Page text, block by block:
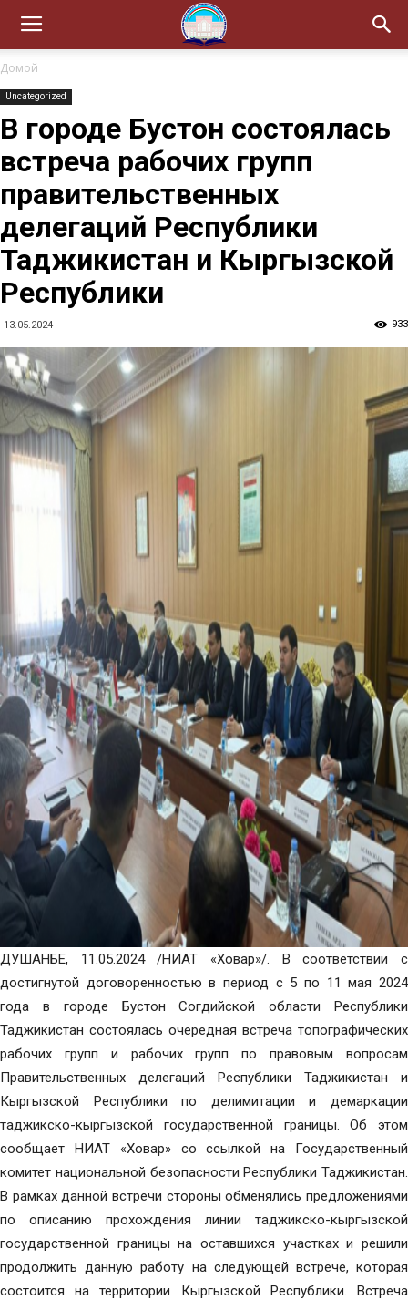
Домой
Uncategorized
В городе Бустон состоялась
встреча рабочих групп
правительственных
делегаций Республики
Таджикистан и Кыргызской
Республики
13.05.2024 933
ДУШАНБЕ, 11.05.2024 /НИАТ «Ховар»/. В соответствии с
достигнутой договоренностью в период с 5 по 11 мая 2024
года в городе Бустон Согдийской области Республики
Таджикистан состоялась очередная встреча топографических
рабочих групп и рабочих групп по правовым вопросам
Правительственных делегаций Республики Таджикистан и
Кыргызской Республики по делимитации и демаркации
таджикско-кыргызской государственной границы. Об этом
сообщает НИАТ «Ховар» со ссылкой на Государственный
комитет национальной безопасности Республики Таджикистан.
В рамках данной встречи стороны обменялись предложениями
по описанию прохождения линии таджикско-кыргызской
государственной границы на оставшихся участках и решили
продолжить данную работу на следующей встрече, которая
состоится на территории Кыргызской Республики. Встреча